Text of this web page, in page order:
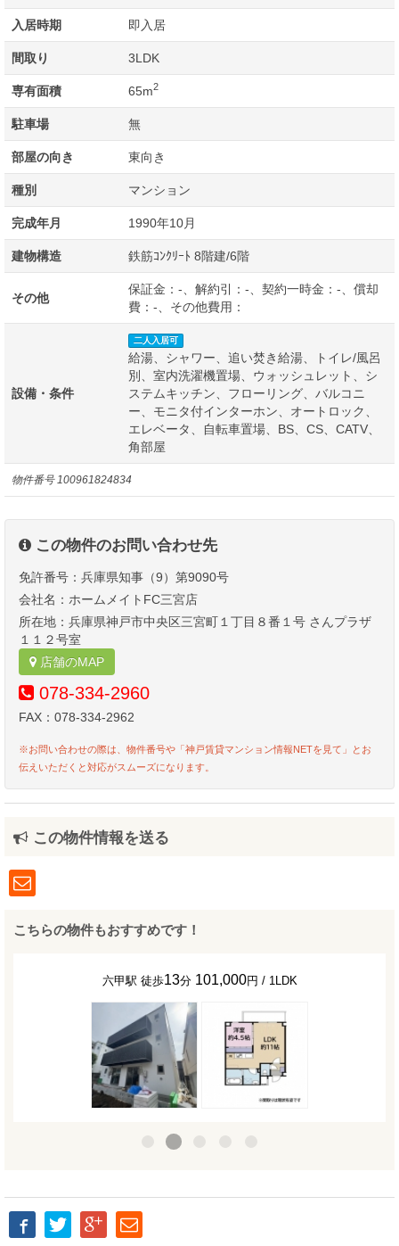
物件番号 100961824834
入居時期 即入居
間取り 3LDK
専有面積 65m2
駐車場 無
部屋の向き 東向き
種別 マンション
完成年月 1990年10月
建物構造 鉄筋ｺﾝｸﾘｰﾄ 8階建/6階
その他
保証金：-、解約引：-、契約一時金：-、償却
費：-、その他費用：
設備・条件
二人入居可
給湯、シャワー、追い焚き給湯、トイレ/風呂
別、室内洗濯機置場、ウォッシュレット、シ
ステムキッチン、フローリング、バルコニ
ー、モニタ付インターホン、オートロック、
エレベータ、自転車置場、BS、CS、CATV、
角部屋
この物件のお問い合わせ先
免許番号：兵庫県知事（9）第9090号
会社名：ホームメイトFC三宮店
所在地：兵庫県神戸市中央区三宮町１丁目８番１号 さんプラザ
１１２号室
店舗のMAP
078-334-2960
FAX：078-334-2962
※お問い合わせの際は、物件番号や「神戸賃貸マンション情報NETを見て」とお
伝えいただくと対応がスムーズになります。
この物件情報を送る
こちらの物件もおすすめです！
六甲駅 徒歩13分 101,000円 / 1LDK